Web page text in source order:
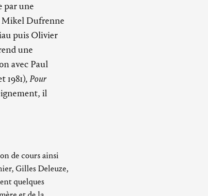
par une
Mikel Dufrenne
puis Olivier
une
avec Paul
1981), Pour
il
de cours ainsi
Gilles Deleuze,
quelques